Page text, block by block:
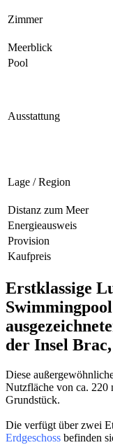
Zimmer
Meerblick
Pool
Ausstattung
Lage / Region
Distanz zum Meer
Energieausweis
Provision
Kaufpreis
Erstklassige
der Insel
Diese
Nutzfläche von ca. 220
Grundstück.
Die verfügt über zwei
Erdgeschoss befinden